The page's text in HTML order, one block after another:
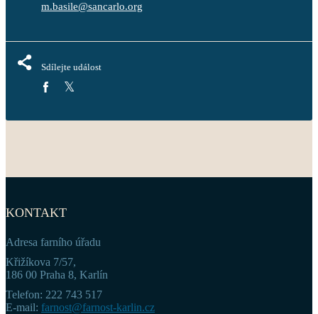
m.basile@sancarlo.org
Sdílejte událost
KONTAKT
Adresa farního úřadu
Křižíkova 7/57,
186 00 Praha 8, Karlín
Telefon: 222 743 517
E-mail: farnost@farnost-karlin.cz